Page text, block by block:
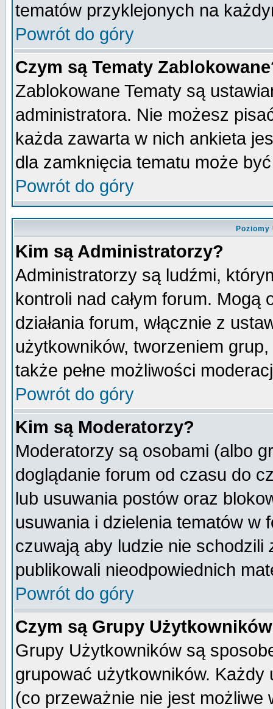
tematów przyklejonych na
Powrót do góry
Czym są Tematy
Zablokowane Tematy są
administratora. Nie możesz
każda zawarta w nich ankieta
dla zamknięcia tematu może
Powrót do góry
Kim są Administratorzy?
Administratorzy są ludźmi,
kontroli nad całym forum.
działania forum, włącznie z
użytkowników, tworzeniem
także pełne możliwości
Powrót do góry
Kim są Moderatorzy?
Moderatorzy są osobami (albo
doglądanie forum od czasu do
lub usuwania postów oraz
usuwania i dzielenia tematów w
czuwają aby ludzie nie schodzili
publikowali nieodpowiednich
Powrót do góry
Czym są Grupy
Grupy Użytkowników są
grupować użytkowników.
(co przeważnie nie jest